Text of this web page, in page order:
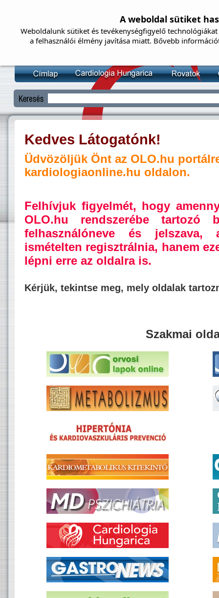
Kedves Látogatónk!
Üdvözöljük Önt az OLO.hu
kardiologiaonline.hu oldalon.
Felhívjuk figyelmét, hogy
OLO.hu rendszerébe tartozó
felhasználóneve és jelszava,
ismételten regisztrálnia, hanem
lépni erre az oldalra is.
Kérjük, tekintse meg, mely oldalak
Szakmai
A weboldal sütiket
Weboldalunk sütiket és tevékenységfigyelő
a felhasználói élmény javítása miatt. Bővebb